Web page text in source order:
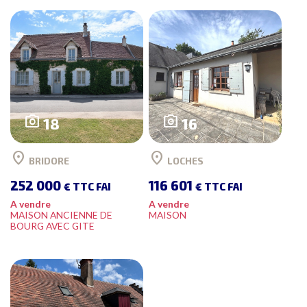
photo_camera18
location_on BRIDORE
252 000€ TTC FAI
A vendre
MAISON ANCIENNE DE
BOURG AVEC GITE
photo_camera16
location_on LOCHES
116 601€ TTC FAI
A vendre
MAISON